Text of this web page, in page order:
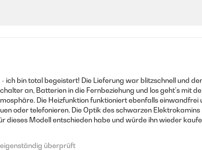
ich bin total begeistert! Die Lieferung war blitzschnell und
an, Batterien in die Fernbeziehung und los geht’s mit
Die Heizfunktion funktioniert ebenfalls
oder telefonieren. Die Optik des schwarzen
dieses Modell entschieden habe und würde ihn wieder
überprüft